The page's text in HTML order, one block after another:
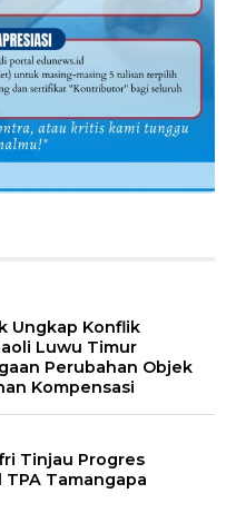
Ungkap Konflik
Luwu Timur
Perubahan Objek
Kompensasi
Tinjau Progres
Tamangapa